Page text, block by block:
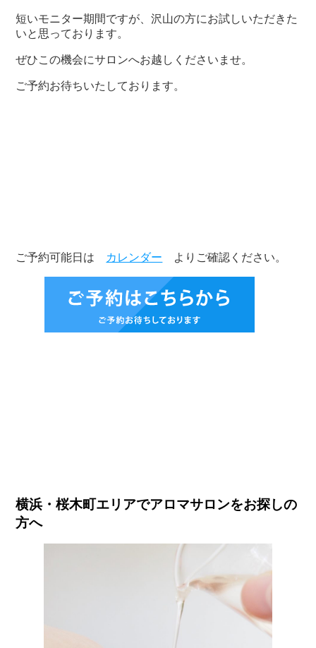
短いモニター期間ですが、沢山の方にお試しいただきた
いと思っております。
ぜひこの機会にサロンへお越しくださいませ。
ご予約お待ちいたしております。
ご予約可能日は カレンダー よりご確認ください。
横浜・桜木町エリアでアロマサロンをお探しの
方へ